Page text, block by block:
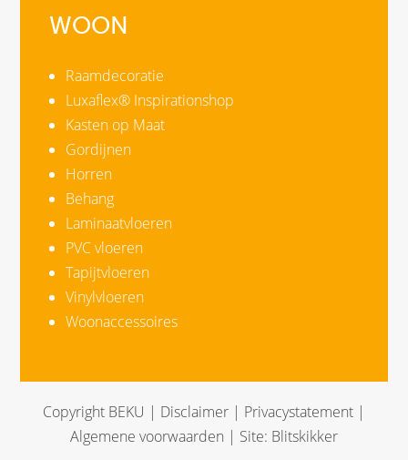
WOON
Raamdecoratie
Luxaflex® Inspirationshop
Kasten op Maat
Gordijnen
Horren
Behang
Laminaatvloeren
PVC vloeren
Tapijtvloeren
Vinylvloeren
Woonaccessoires
Copyright BEKU | Disclaimer | Privacystatement |
Algemene voorwaarden | Site: Blitskikker